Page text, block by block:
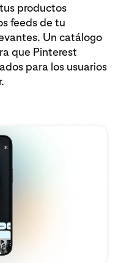
productos
feeds de tu
Un catálogo
que Pinterest
para los usuarios